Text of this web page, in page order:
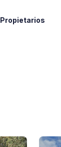
Propietarios